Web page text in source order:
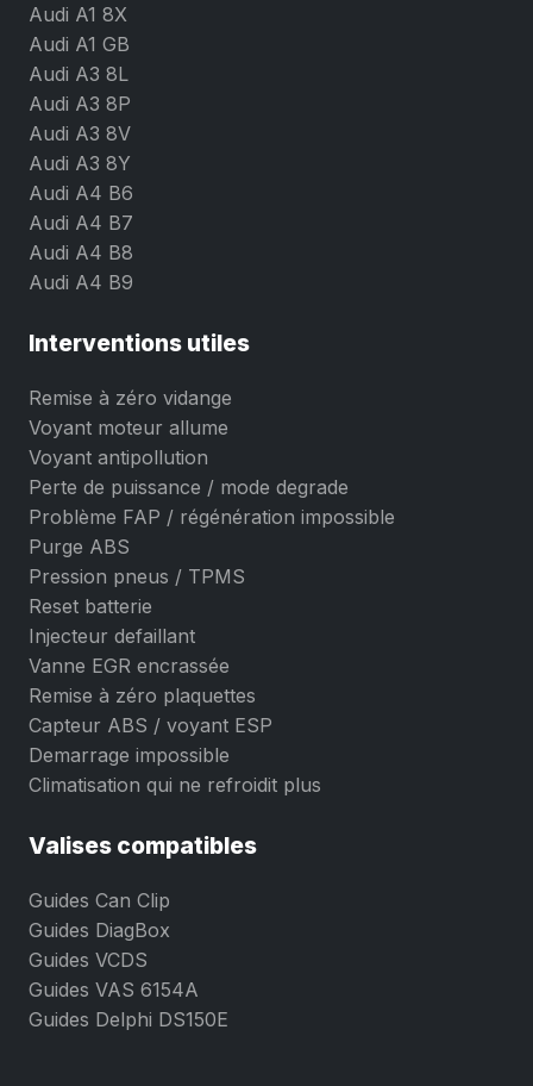
Audi A1 8X
Audi A1 GB
Audi A3 8L
Audi A3 8P
Audi A3 8V
Audi A3 8Y
Audi A4 B6
Audi A4 B7
Audi A4 B8
Audi A4 B9
Interventions utiles
Remise à zéro vidange
Voyant moteur allume
Voyant antipollution
Perte de puissance / mode degrade
Problème FAP / régénération impossible
Purge ABS
Pression pneus / TPMS
Reset batterie
Injecteur defaillant
Vanne EGR encrassée
Remise à zéro plaquettes
Capteur ABS / voyant ESP
Demarrage impossible
Climatisation qui ne refroidit plus
Valises compatibles
Guides Can Clip
Guides DiagBox
Guides VCDS
Guides VAS 6154A
Guides Delphi DS150E